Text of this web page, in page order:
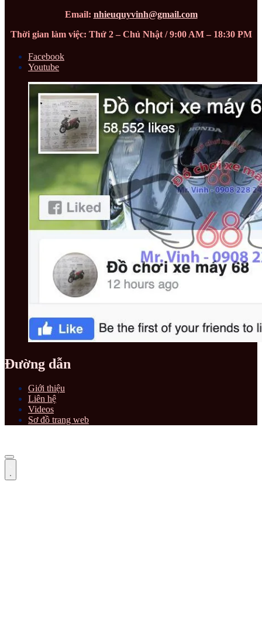
Email: nhieuquyvinh@gmail.com
Thời gian làm việc: Thứ 2 – Chủ Nhật / 9:00 AM – 18:30 PM
Facebook
Youtube
Đường dẫn
Giới thiệu
Liên hệ
Videos
Sơ đồ trang web